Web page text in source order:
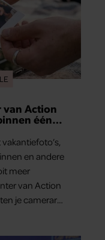
Action
één
en andere
meer
van Action
je camerarol.